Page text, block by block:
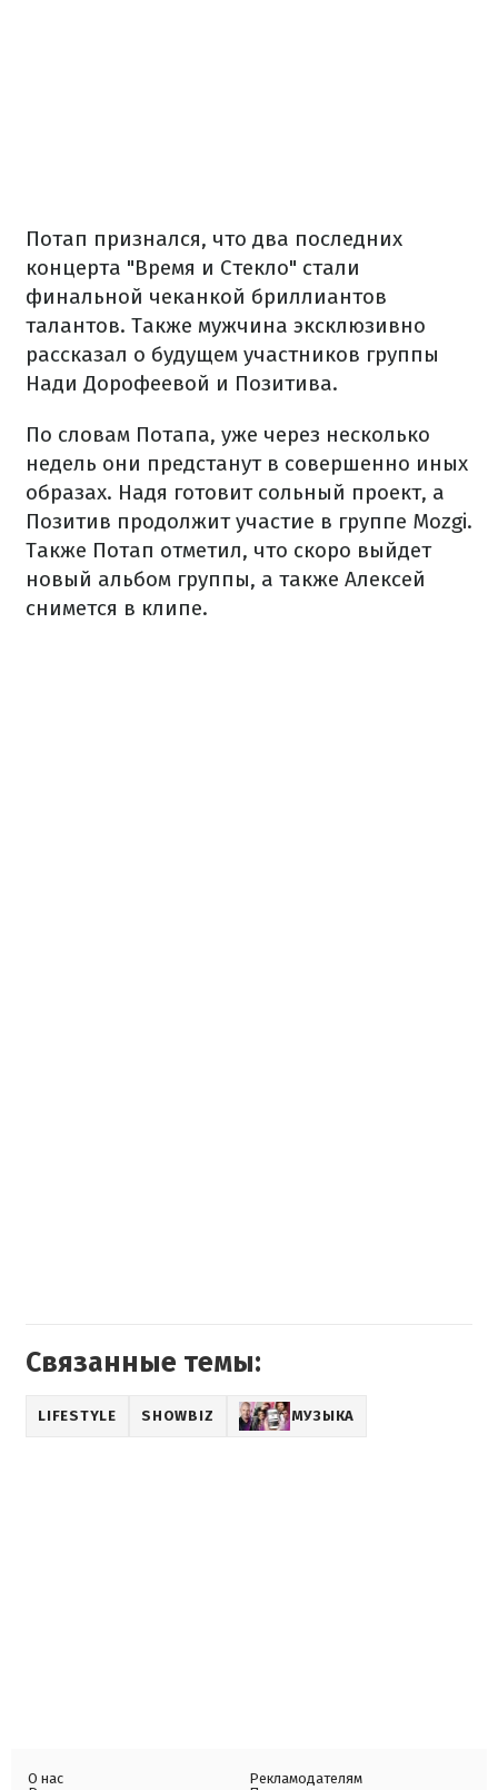
Потап признался, что два последних
концерта "Время и Стекло" стали
финальной чеканкой бриллиантов
талантов. Также мужчина эксклюзивно
рассказал о будущем участников группы
Нади Дорофеевой и Позитива.
По словам Потапа, уже через несколько
недель они предстанут в совершенно иных
образах. Надя готовит сольный проект, а
Позитив продолжит участие в группе Mozgi.
Также Потап отметил, что скоро выйдет
новый альбом группы, а также Алексей
снимется в клипе.
Связанные темы:
LIFESTYLE SHOWBIZ МУЗЫКА
О нас
Рекламодателям